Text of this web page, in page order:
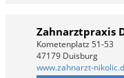
Zahnarztpraxis
Kometenplatz 51-53
47179 Duisburg
www.zahnarzt-